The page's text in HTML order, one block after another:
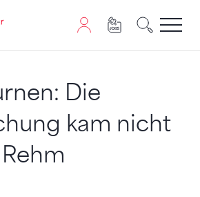
Seite wird JavaScript benötigt.
Die
kam nicht